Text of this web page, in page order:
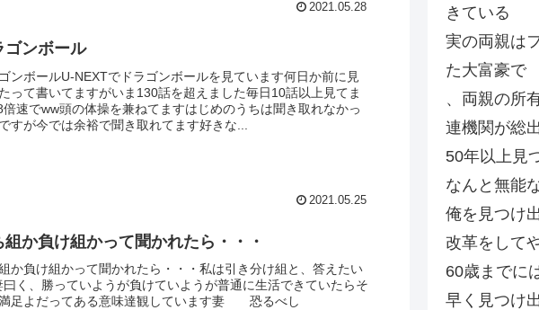
2021.05.28
ゴンボール
ンボールU-NEXTでドラゴンボールを見ています何日か前に見
って書いてますがいま130話を超えました毎日10話以上見てま
倍速でww頭の体操を兼ねてますはじめのうちは聞き取れなかっ
すが今では余裕で聞き取れてます好きな...
2021.05.25
組か負け組かって聞かれたら・・・
か負け組かって聞かれたら・・・私は引き分け組と、答えたい
曰く、勝っていようが負けていようが普通に生活できていたらそ
足よだってある意味達観しています妻 恐るべし
きている
実の両親は
た大富豪で
、両親の所
連機関が総
50年以上見
なんと無能
俺を見つけ
改革をして
60歳までに
早く見つけ